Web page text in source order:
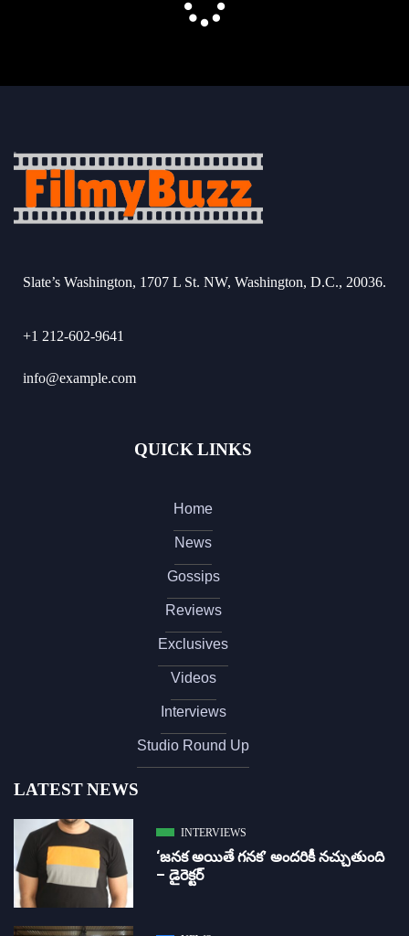
Slate’s Washington, 1707 L St. NW, Washington, D.C., 20036.
+1 212-602-9641
info@example.com
QUICK LINKS
Home
News
Gossips
Reviews
Exclusives
Videos
Interviews
Studio Round Up
LATEST NEWS
INTERVIEWS
‘జ‌న‌క అయితే గ‌న‌క‌’ అందరికీ నచ్చుతుంది
– డైరెక్ట‌ర్